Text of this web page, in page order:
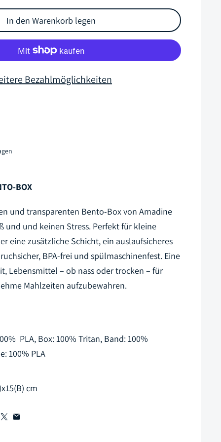
In den Warenkorb legen
Bezahlmöglichkeiten
BOX
und transparenten Bento-Box von Amadine
und und keinen Stress. Perfekt für kleine
eine zusätzliche Schicht, ein auslaufsicheres
BPA-frei und spülmaschinenfest. Eine
Lebensmittel – ob nass oder trocken – für
Mahlzeiten aufzubewahren.
PLA, Box: 100% Tritan, Band: 100%
100% PLA
cm